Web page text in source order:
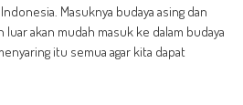
Masuknya budaya asing dan
luar akan mudah masuk ke dalam budaya
itu semua agar kita dapat